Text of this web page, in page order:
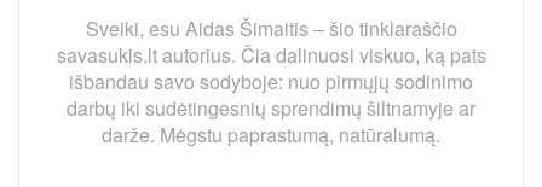
Sveiki, esu Aidas Šimaitis – šio tinklaraščio
savasukis.lt autorius. Čia dalinuosi viskuo, ką pats
išbandau savo sodyboje: nuo pirmųjų sodinimo
darbų iki sudėtingesnių sprendimų šiltnamyje ar
darže. Mėgstu paprastumą, natūralumą.